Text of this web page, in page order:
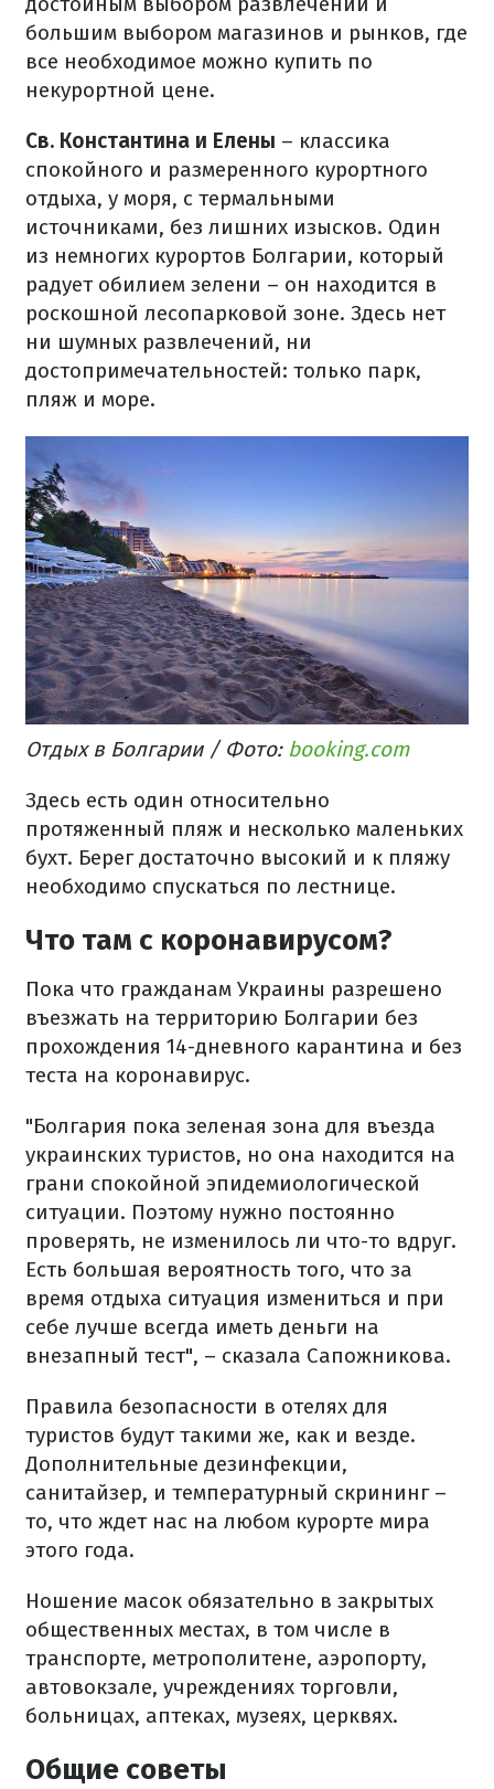
большим выбором магазинов и рынков, где
все необходимое можно купить по
некурортной цене.
Св. Константина и Елены – классика
спокойного и размеренного курортного
отдыха, у моря, с термальными
источниками, без лишних изысков. Один
из немногих курортов Болгарии, который
радует обилием зелени – он находится в
роскошной лесопарковой зоне. Здесь нет
ни шумных развлечений, ни
достопримечательностей: только парк,
пляж и море.
Отдых в Болгарии / Фото: booking.com
Здесь есть один относительно
протяженный пляж и несколько маленьких
бухт. Берег достаточно высокий и к пляжу
необходимо спускаться по лестнице.
Что там с коронавирусом?
Пока что гражданам Украины разрешено
въезжать на территорию Болгарии без
прохождения 14-дневного карантина и без
теста на коронавирус.
"Болгария пока зеленая зона для въезда
украинских туристов, но она находится на
грани спокойной эпидемиологической
ситуации. Поэтому нужно постоянно
проверять, не изменилось ли что-то вдруг.
Есть большая вероятность того, что за
время отдыха ситуация измениться и при
себе лучше всегда иметь деньги на
внезапный тест", – сказала Сапожникова.
Правила безопасности в отелях для
туристов будут такими же, как и везде.
Дополнительные дезинфекции,
санитайзер, и температурный скрининг –
то, что ждет нас на любом курорте мира
этого года.
Ношение масок обязательно в закрытых
общественных местах, в том числе в
транспорте, метрополитене, аэропорту,
автовокзале, учреждениях торговли,
больницах, аптеках, музеях, церквях.
Общие советы